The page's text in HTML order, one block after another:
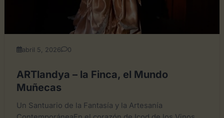
abril 5, 2026 0
ARTlandya – la Finca, el Mundo
Muñecas
Un Santuario de la Fantasía y la Artesanía